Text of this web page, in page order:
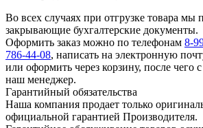
Во всех случаях при отгрузке товара мы
закрывающие бухгалтерские документы.
Оформить заказ можно по телефонам 8-
786-44-08, написать на электронную
или оформить через корзину, после чего
наш менеджер.
Гарантийный обязательства
Наша компания продает только
официальной гарантией Производителя.